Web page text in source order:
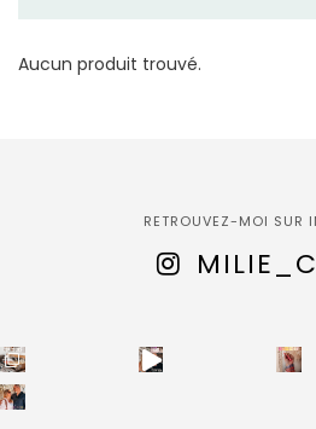
Aucun produit trouvé.
RETROUVEZ-MOI SUR